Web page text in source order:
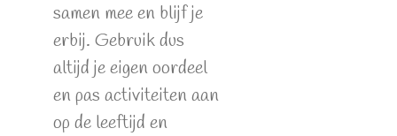
samen mee en blijf je
erbij. Gebruik dus
altijd je eigen oordeel
en pas activiteiten aan
op de leeftijd en